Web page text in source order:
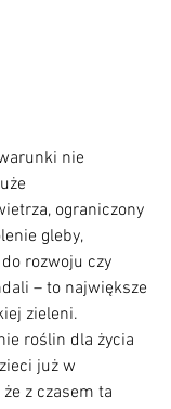
nie
ograniczony
gleby,
rozwoju czy
– to największe
zieleni.
roślin dla życia
już w
z czasem ta